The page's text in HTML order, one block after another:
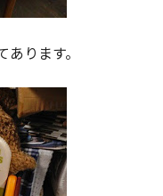
ります。